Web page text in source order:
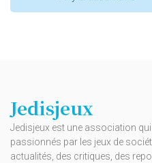
Jedisjeux
Jedisjeux est une association
passionnés par les jeux de
actualités, des critiques, des